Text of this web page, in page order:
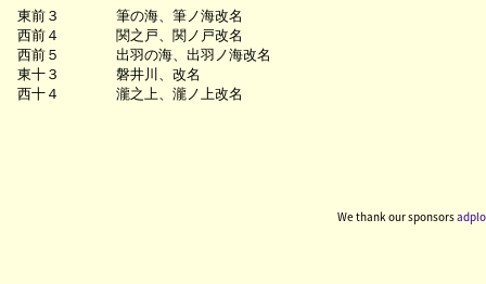
東前３　　　　筆の海、筆ノ海改名
西前４　　　　関之戸、関ノ戸改名
西前５　　　　出羽の海、出羽ノ海改名
東十３　　　　磐井川、改名
We thank our sponsors